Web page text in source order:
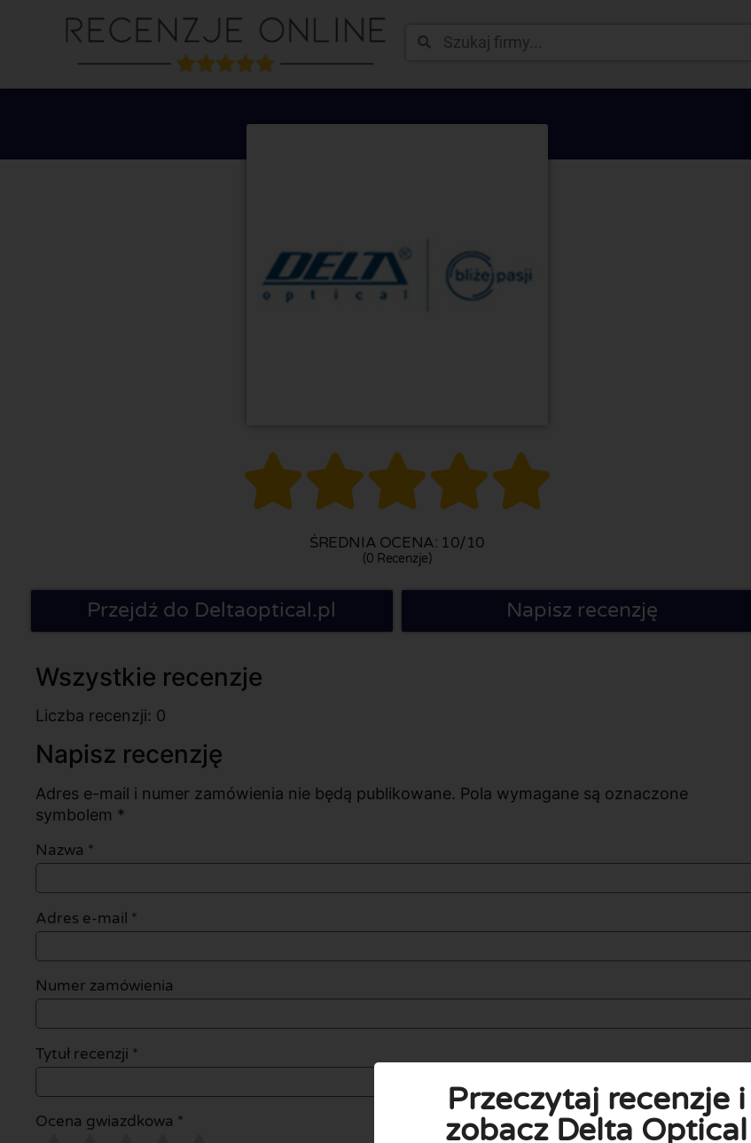

ŚREDNIA OCENA: 10/10
(0 Recenzje)
Przejdź do Deltaoptical.pl Napisz recenzję
Wszystkie recenzje
Liczba recenzji: 0
Napisz recenzję
Adres e-mail i numer zamówienia nie będą publikowane. Pola wymagane są oznaczone
symbolem *
Nazwa *
Adres e-mail *
Numer zamówienia
Tytuł recenzji *
Ocena gwiazdkowa *
Przeczytaj recenzje i
zobacz Delta Optical